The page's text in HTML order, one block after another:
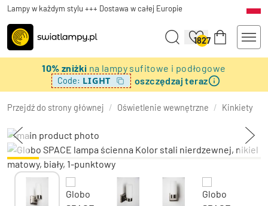
Lampy w każdym stylu +++ Dostawa w całej Europie
1827
10% zniżki na lampy sufitowe i podłogowe
Code: LIGHT oszczędzaj teraz
Przejdź do strony głównej / Oświetlenie wewnętrzne / Kinkiety